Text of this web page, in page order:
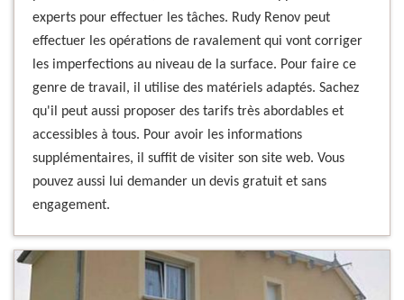
experts pour effectuer les tâches. Rudy Renov peut
effectuer les opérations de ravalement qui vont corriger
les imperfections au niveau de la surface. Pour faire ce
genre de travail, il utilise des matériels adaptés. Sachez
qu'il peut aussi proposer des tarifs très abordables et
accessibles à tous. Pour avoir les informations
supplémentaires, il suffit de visiter son site web. Vous
pouvez aussi lui demander un devis gratuit et sans
engagement.